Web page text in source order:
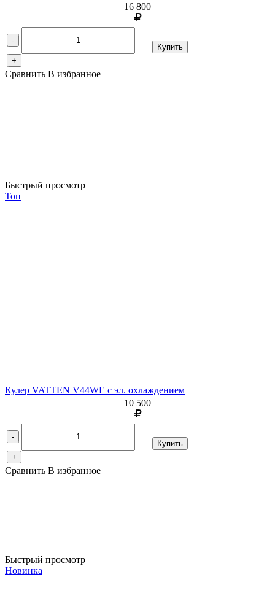
16 800
-
+
Купить
Сравнить В избранное
Быстрый просмотр
Топ
Кулер VATTEN V44WE с эл. охлаждением
10 500
-
+
Купить
Сравнить В избранное
Быстрый просмотр
Новинка